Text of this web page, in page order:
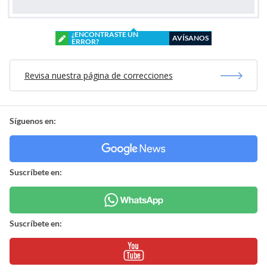
¿ENCONTRASTE UN
ERROR?
AVÍSANOS
Revisa nuestra página de correcciones
Síguenos en:
Suscríbete en:
Suscríbete en: